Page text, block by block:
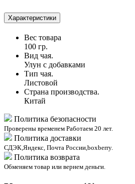
Характеристики
Вес товара
100 гр.
Вид чая.
Улун с добавками
Тип чая.
Листовой
Страна производства.
Китай
Политика безопасности
Проверены временем Работаем 20 лет.
Политика доставки
СДЭК,Яндекс, Почта России,boxberry.
Политика возврата
Обменяем товар или вернем деньги.